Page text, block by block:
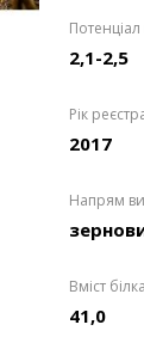
2,1-2,5
Рік
2017
Напрям
Вміст
41,0